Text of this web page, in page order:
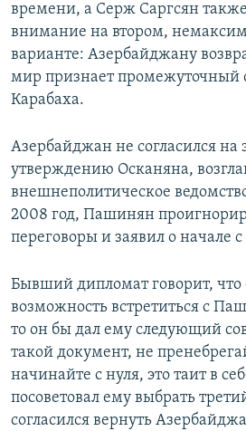
времени, а Серж Саргсян
внимание на втором,
варианте: Азербайджану
мир признает промежуточный
Карабаха.
Азербайджан не согласился на
утверждению Осканяна,
внешнеполитическое
2008 год, Пашинян
переговоры и заявил о начале
Бывший дипломат говорит, что
возможность встретиться с
то он бы дал ему следующий
такой документ, не
начинайте с нуля, это таит в
посоветовал ему выбрать
согласился вернуть